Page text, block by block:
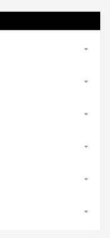





